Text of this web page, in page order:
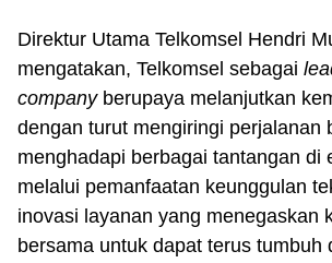
Direktur Utama Telkomsel Hendri
mengatakan, Telkomsel sebagai
company berupaya melanjutkan
dengan turut mengiringi perjalanan
menghadapi berbagai tantangan di
melalui pemanfaatan keunggulan
inovasi layanan yang menegaskan
bersama untuk dapat terus tumbuh